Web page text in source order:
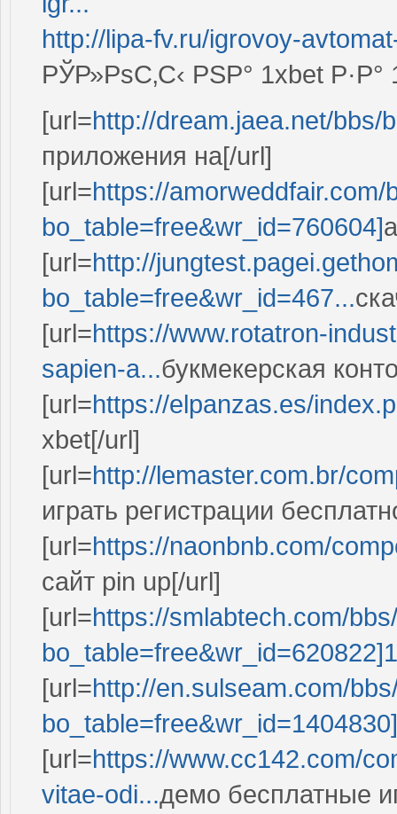
http://lipa-fv.ru/igrovoy-
РЎР»РѕС‚С‹ РЅР° 1xbet
[url=http://dream.jaea.net/bbs/
приложения на[/url]
[url=https://amorweddfair.com/
bo_table=free&wr_id=760604]
[url=http://
bo_table=free&wr_id=467...
[url=https://www.rotatron-
sapien-a...букмекерская
[url=https://elpanzas.es/
xbet[/url]
[url=http://lemaster.com.br/
играть регистрации
[url=https://naonbnb.com/
сайт pin up[/url]
[url=https://smlabtech.com/
[url=http://en.sulseam.com/
bo_table=free&wr_id=1404830]
[url=https://www.cc142.com/
vitae-odi...демо бесплатные